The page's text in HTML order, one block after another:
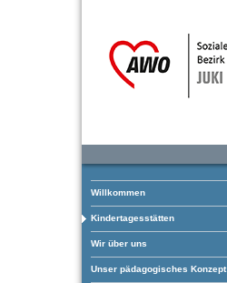
Willkommen
Kindertagesstätten
Wir über uns
Unser pädagogisches Konzept